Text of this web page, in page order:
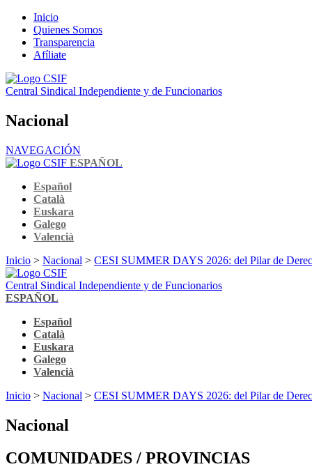
Inicio
Quienes Somos
Transparencia
Afíliate
Central Sindical Independiente y de Funcionarios
Nacional
NAVEGACIÓN
ESPAÑOL
Español
Català
Euskara
Galego
Valencià
Inicio > Nacional > CESI SUMMER DAYS 2026: del Pilar de
Central Sindical Independiente y de Funcionarios
ESPAÑOL
Español
Català
Euskara
Galego
Valencià
Inicio > Nacional > CESI SUMMER DAYS 2026: del Pilar de
Nacional
COMUNIDADES / PROVINCIAS